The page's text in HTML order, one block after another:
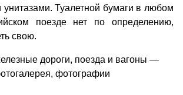
унитазами. Туалетной бумаги в любом
поезде нет по определению,
свою.
дороги, поезда и вагоны —
фотографии